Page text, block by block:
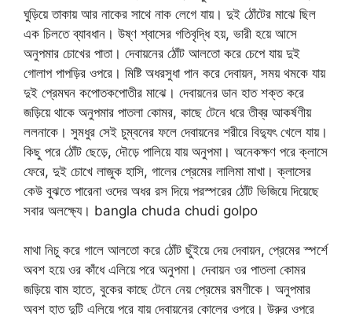
ঘুড়িয়ে তাকায় আর নাকের সাথে নাক লেগে যায়। দুই ঠোঁটের মাঝে ছিল
এক চিলতে ব্যাবধান। উষ্ণ শ্বাসের গতিবৃদ্ধি হয়, ভারী হয়ে আসে
অনুপমার চোখের পাতা। দেবায়নের ঠোঁট আলতো করে চেপে যায় দুই
গোলাপ পাপড়ির ওপরে। মিষ্টি অধরসুধা পান করে দেবায়ন, সময় থমকে যায়
দুই প্রেমঘন কপোতকপোতীর মাঝে। দেবায়নের ডান হাত শক্ত করে
জড়িয়ে থাকে অনুপমার পাতলা কোমর, কাছে টেনে ধরে তীব্র আকর্ষণীয়
ললনাকে। সুমধুর সেই চুম্বনের ফলে দেবায়নের শরীরে বিদ্যুৎ খেলে যায়।
কিছু পরে ঠোঁট ছেড়ে, দৌড়ে পালিয়ে যায় অনুপমা। অনেকক্ষণ পরে ক্লাসে
ফেরে, দুই চোখে লাজুক হাসি, গালের প্রেমের লালিমা মাখা। ক্লাসের
কেউ বুঝতে পারেনা ওদের অধর রস দিয়ে পরস্পরের ঠোঁট ভিজিয়ে দিয়েছে
সবার অলক্ষ্যে। bangla chuda chudi golpo
মাথা নিচু করে গালে আলতো করে ঠোঁট ছুঁইয়ে দেয় দেবায়ন, প্রেমের স্পর্শে
অবশ হয়ে ওর কাঁধে এলিয়ে পরে অনুপমা। দেবায়ন ওর পাতলা কোমর
জড়িয়ে বাম হাতে, বুকের কাছে টেনে নেয় প্রেমের রমণীকে। অনুপমার
অবশ হাত দুটি এলিয়ে পরে যায় দেবায়নের কোলের ওপরে। উরুর ওপরে